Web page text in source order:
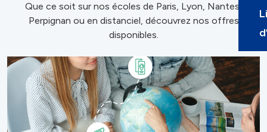
Que ce soit sur nos écoles de Paris, Lyon, Nantes,
Perpignan ou en distanciel, découvrez nos offres
disponibles.